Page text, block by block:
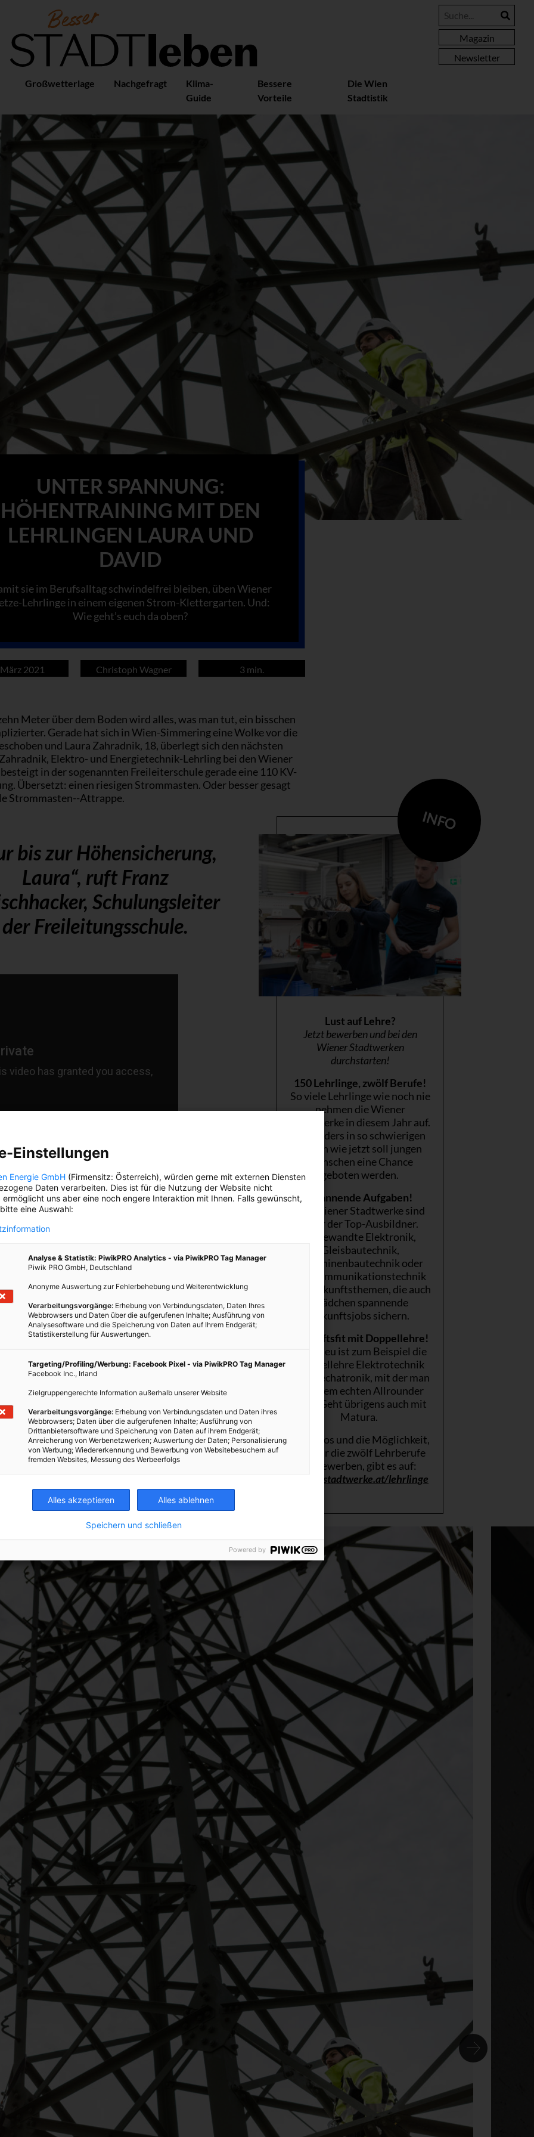
Magazin
Newsletter
Großwetterlage Nachgefragt
Klima-
Guide
Bessere
Vorteile
Die Wien
Stadtistik
UNTER SPANNUNG:
HÖHENTRAINING MIT DEN
LEHRLINGEN LAURA UND
DAVID
sie im Berufsalltag schwindelfrei bleiben, üben Wiener
Lehrlinge in einem eigenen Strom-Klettergarten. Und:
Wie geht’s euch da oben?
2021 Christoph Wagner 3 min.
Meter über dem Boden wird alles, was man tut, ein bisschen
Gerade hat sich in Wien-Simmering eine Wolke vor die
und Laura Zahradnik, 18, überlegt sich den nächsten
Elektro- und Energietechnik-Lehrling bei den Wiener
in der sogenannten Freileiterschule gerade eine 110 KV-
Übersetzt: einen riesigen Strommasten. Oder besser gesagt
Strommasten--Attrappe.
INFO
Lust auf Lehre?
Jetzt bewerben und bei den
Wiener Stadtwerken
durchstarten!
150 Lehrlinge, zwölf Berufe!
So viele Lehrlinge wie noch nie
nehmen die Wiener
Stadtwerke in diesem Jahr auf.
Besonders in so schwierigen
Zeiten wie jetzt soll jungen
Menschen eine Chance
geboten werden.
Spannende Aufgaben!
Die Wiener Stadtwerke sind
einer der Top-Ausbildner.
Angewandte Elektronik,
Gleisbautechnik,
Maschinenbautechnik oder
Telekommunikationstechnik
sind Zukunftsthemen, die auch
Mädchen spannende
Zukunftsjobs sichern.
Zukunftsfit mit Doppellehre!
Ganz neu ist zum Beispiel die
Doppellehre Elektrotechnik
und Mechatronik, mit der man
zu einem echten Allrounder
wird. Geht übrigens auch mit
Matura.
Alle Infos und die Möglichkeit,
sich für die zwölf Lehrberufe
zu bewerben, gibt es auf:
wienerstadtwerke.at/lehrlinge
bis zur Höhensicherung,
Laura“, ruft Franz
Schulungsleiter
der Freileitungsschule.
20 Meter hoch, draußen in der Wirklichkeit noch
höher. Die Wiener Netze haben jede Art von
für ihre Lehrlinge zum Üben aufgestellt. „Nur
Laura“, ruft Franz Fleischhacker,
der Freileitungsschule. Unter seiner
Intensivkurs das Klettern. Ganz wenige von
aufstellen, pflegen. Einer von ihnen könnte
19, sein, der auf der anderen Seite zu
Isolator kraxelt.
„Von unten sieht das zwar
aus. Aber man kommt
ins Schwitzen.“
Einstellungen
Energie GmbH (Firmensitz: Österreich), würden gerne mit externen Diensten
Daten verarbeiten. Dies ist für die Nutzung der Website nicht
uns aber eine noch engere Interaktion mit Ihnen. Falls gewünscht,
eine Auswahl:
Analyse & Statistik: PiwikPRO Analytics - via PiwikPRO Tag Manager
Piwik PRO GmbH, Deutschland
Anonyme Auswertung zur Fehlerbehebung und Weiterentwicklung
Verarbeitungsvorgänge: Erhebung von Verbindungsdaten, Daten Ihres
Webbrowsers und Daten über die aufgerufenen Inhalte; Ausführung von
Analysesoftware und die Speicherung von Daten auf Ihrem Endgerät;
Statistikerstellung für Auswertungen.
Targeting/Profiling/Werbung: Facebook Pixel - via PiwikPRO Tag Manager
Facebook Inc., Irland
Zielgruppengerechte Information außerhalb unserer Website
Verarbeitungsvorgänge: Erhebung von Verbindungsdaten und Daten ihres
Webbrowsers; Daten über die aufgerufenen Inhalte; Ausführung von
Drittanbietersoftware und Speicherung von Daten auf ihrem Endgerät;
Anreicherung von Werbenetzwerken; Auswertung der Daten; Personalisierung
von Werbung; Wiedererkennung und Bewerbung von Websitebesuchern auf
fremden Websites, Messung des Werbeerfolgs
Alles akzeptieren Alles ablehnen
Speichern und schließen
Powered by